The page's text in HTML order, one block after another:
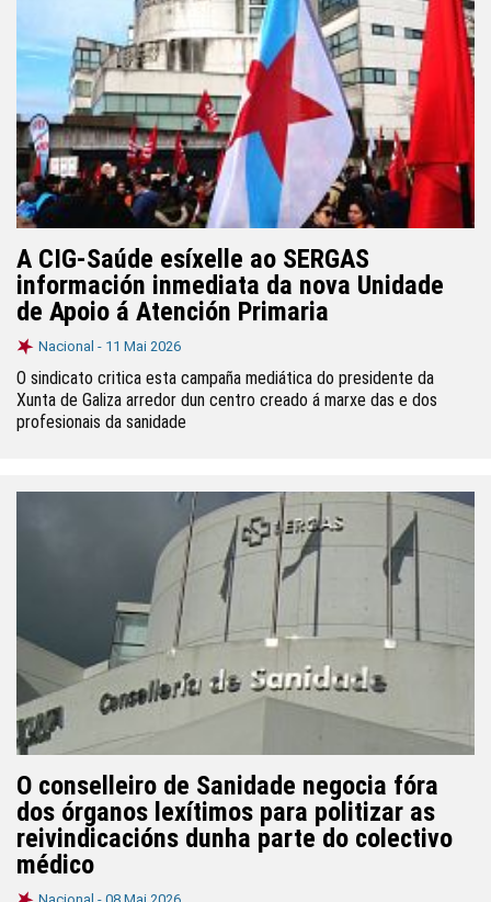
A CIG-Saúde esíxelle ao SERGAS
información inmediata da nova Unidade
de Apoio á Atención Primaria
Nacional - 11 Mai 2026
O sindicato critica esta campaña mediática do presidente da
Xunta de Galiza arredor dun centro creado á marxe das e dos
profesionais da sanidade
O conselleiro de Sanidade negocia fóra
dos órganos lexítimos para politizar as
reivindicacións dunha parte do colectivo
médico